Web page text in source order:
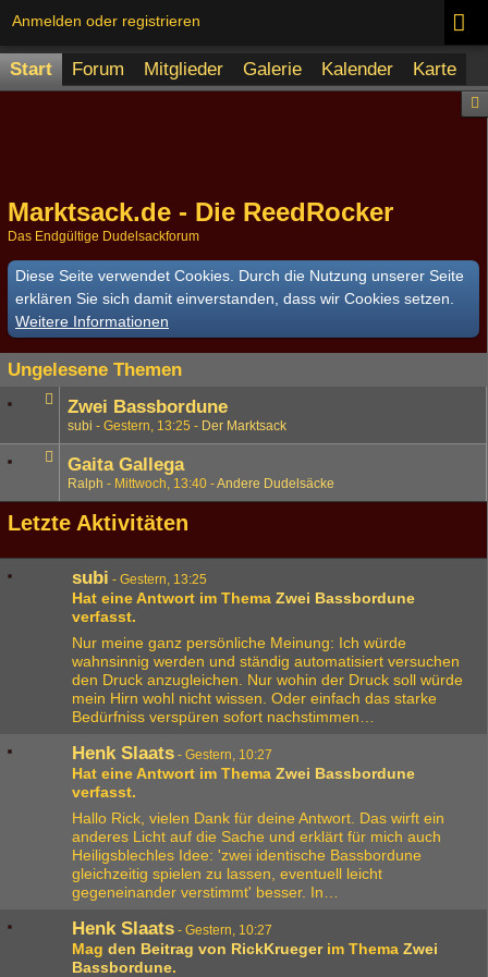
Anmelden oder registrieren
Start Forum Mitglieder Galerie Kalender Karte
Marktsack.de - Die ReedRocker
Das Endgültige Dudelsackforum
Diese Seite verwendet Cookies. Durch die Nutzung unserer Seite
erklären Sie sich damit einverstanden, dass wir Cookies setzen.
Weitere Informationen
Ungelesene Themen
Zwei Bassbordune
subi Gestern, 13:25 Der Marktsack
Gaita Gallega
Ralph Mittwoch, 13:40 Andere Dudelsäcke
Letzte Aktivitäten
subi - Gestern, 13:25
Hat eine Antwort im Thema Zwei Bassbordune
verfasst.
Nur meine ganz persönliche Meinung: Ich würde
wahnsinnig werden und ständig automatisiert versuchen
den Druck anzugleichen. Nur wohin der Druck soll würde
mein Hirn wohl nicht wissen. Oder einfach das starke
Bedürfniss verspüren sofort nachstimmen…
Henk Slaats - Gestern, 10:27
Hat eine Antwort im Thema Zwei Bassbordune
verfasst.
Hallo Rick, vielen Dank für deine Antwort. Das wirft ein
anderes Licht auf die Sache und erklärt für mich auch
Heiligsblechles Idee: 'zwei identische Bassbordune
gleichzeitig spielen zu lassen, eventuell leicht
gegeneinander verstimmt' besser. In…
Henk Slaats - Gestern, 10:27
Mag den Beitrag von RickKruegerim Thema Zwei
Bassbordune.